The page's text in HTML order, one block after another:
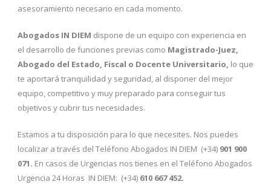
asesoramiento necesario en cada momento.
Abogados IN DIEM dispone de un equipo con experiencia en
el desarrollo de funciones previas como Magistrado-Juez,
Abogado del Estado, Fiscal o Docente Universitario, lo que
te aportará tranquilidad y seguridad, al disponer del mejor
equipo, competitivo y muy preparado para conseguir tus
objetivos y cubrir tus necesidades.
Estamos a tu disposición para lo que necesites. Nos puedes
localizar a través del Teléfono Abogados IN DIEM (+34) 901 900
071. En casos de Urgencias nos tienes en el Teléfono Abogados
Urgencia 24 Horas IN DIEM: (+34) 610 667 452.